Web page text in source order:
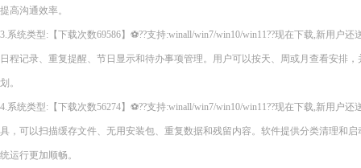
提高沟通效率。
3.系统类型:【下载次数69586】⚽??支持:winall/win7/win10/win11??现在下载,新用户
日程记录、重复提醒、节日显示和待办事项管理。用户可以按天、周或月查看安排
划。
4.系统类型:【下载次数56274】⚽??支持:winall/win7/win10/win11??现在下载,新用户
具，可以扫描缓存文件、无用安装包、重复数据和残留内容。软件提供分类清理和
统运行更加顺畅。